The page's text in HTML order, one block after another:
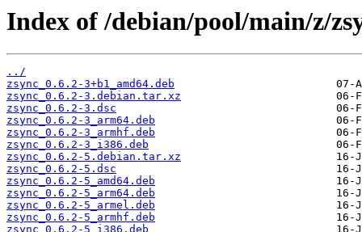
Index of /debian/pool/main/z/
../
zsync_0.6.2-3+b1_amd64.deb
zsync_0.6.2-3.debian.tar.xz
zsync_0.6.2-3.dsc
zsync_0.6.2-3_arm64.deb
zsync_0.6.2-3_armhf.deb
zsync_0.6.2-3_i386.deb
zsync_0.6.2-5.debian.tar.xz
zsync_0.6.2-5.dsc
zsync_0.6.2-5_amd64.deb
zsync_0.6.2-5_arm64.deb
zsync_0.6.2-5_armel.deb
zsync_0.6.2-5_armhf.deb
zsync_0.6.2-5_i386.deb